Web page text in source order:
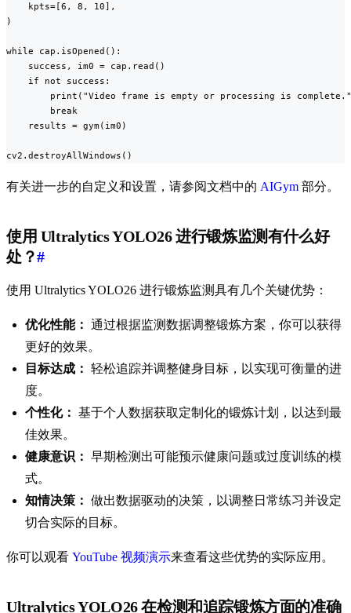
    kpts=[6, 8, 10],
)
while cap.isOpened():
    success, im0 = cap.read()
    if not success:
print("Video frame is empty or processing is
        break
    results = gym(im0)
cv2.destroyAllWindows()
有关进一步的自定义和设置，请参阅文档中的 AIGym 部分。
使用 Ultralytics YOLO26 进行锻炼监测有什么好
处？#
使用 Ultralytics YOLO26 进行锻炼监测具有几个关键优势：
优化性能： 通过根据监测数据调整锻炼方案，你可以获得
更好的效果。
目标达成： 轻松追踪并调整健身目标，以实现可衡量的进
度。
个性化： 基于个人数据获取定制化的锻炼计划，以达到最
佳效果。
健康意识： 早期检测出可能预示健康问题或过度训练的模
式。
知情决策： 做出数据驱动的决策，以调整日常练习并设定
切合实际的目标。
你可以观看 YouTube 视频演示来查看这些优势的实际应用。
Ultralytics YOLO26 在检测和追踪锻炼方面的准确